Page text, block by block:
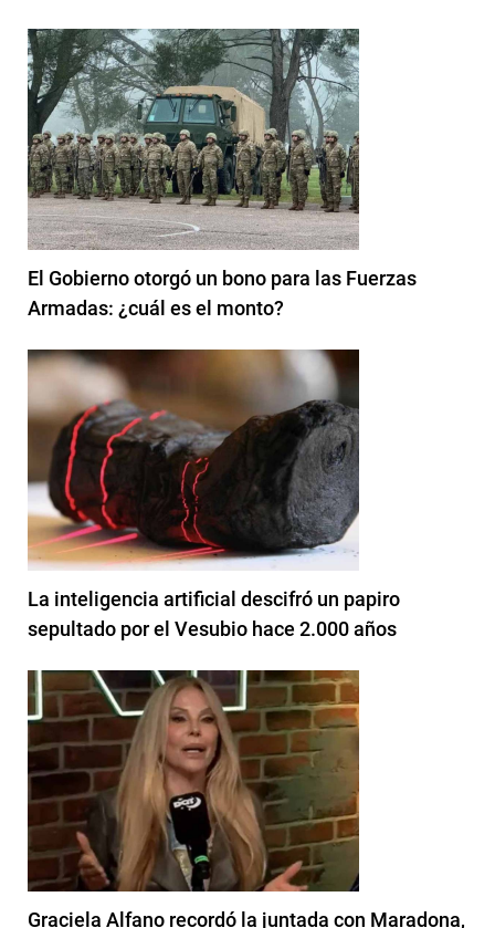
El Gobierno otorgó un bono para las Fuerzas
Armadas: ¿cuál es el monto?
La inteligencia artificial descifró un papiro
sepultado por el Vesubio hace 2.000 años
Graciela Alfano recordó la juntada con Maradona,